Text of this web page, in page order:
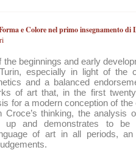
e Colore nel primo insegnamento di
beginnings and early
especially in light of the
and a balanced
of art that, in the first
for a modern conception of
Croce’s thinking, the analysis
up and demonstrates to be
of art in all periods,